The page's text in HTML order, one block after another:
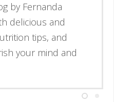
Fernanda
de receitas
de verdade
e mente.